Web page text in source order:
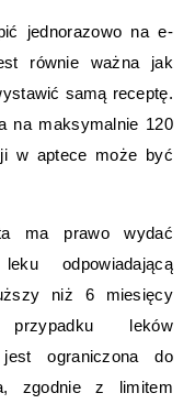
jednorazowo na e-
równie ważna jak
samą receptę.
na maksymalnie 120
w aptece może być
ma prawo wydać
odpowiadającą
niż 6 miesięcy
leków
ograniczona do
zgodnie z limitem